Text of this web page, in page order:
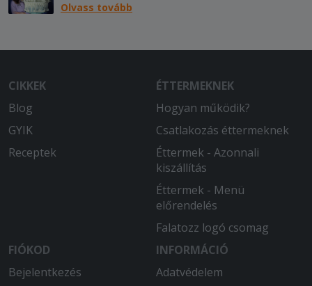
Olvass tovább
CIKKEK
Blog
GYIK
Receptek
ÉTTERMEKNEK
Hogyan működik?
Csatlakozás éttermeknek
Éttermek - Azonnali
kiszállítás
Éttermek - Menü
előrendelés
Falatozz logó csomag
FIÓKOD
Bejelentkezés
INFORMÁCIÓ
Adatvédelem